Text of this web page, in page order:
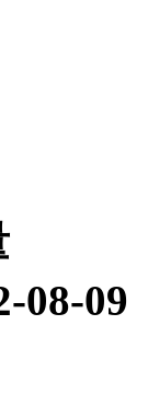
08-09